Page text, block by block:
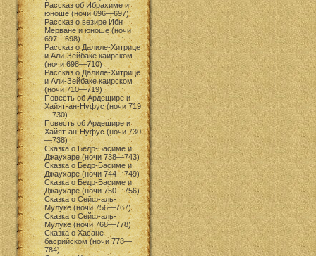
Рассказ об Ибрахиме и
юноше (ночи 696—697)
Рассказ о везире Ибн
Мерване и юноше (ночи
697—698)
Рассказ о Далиле-Хитрице
и Али-Зейбаке каирском
(ночи 698—710)
Рассказ о Далиле-Хитрице
и Али-Зейбаке каирском
(ночи 710—719)
Повесть об Ардешире и
Хайят-ан-Нуфус (ночи 719
—730)
Повесть об Ардешире и
Хайят-ан-Нуфус (ночи 730
—738)
Сказка о Бедр-Басиме и
Джаухаре (ночи 738—743)
Сказка о Бедр-Басиме и
Джаухаре (ночи 744—749)
Сказка о Бедр-Басиме и
Джаухаре (ночи 750—756)
Сказка о Сейф-аль-
Мулуке (ночи 756—767)
Сказка о Сейф-аль-
Мулуке (ночи 768—778)
Сказка о Хасане
басрийском (ночи 778—
784)